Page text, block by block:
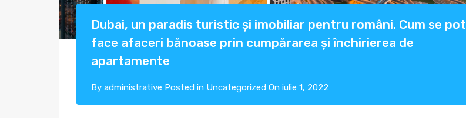
Dubai, un paradis turistic și imobiliar pentru români. Cum se pot
face afaceri bănoase prin cumpărarea și închirierea de
apartamente
By administrative Posted in Uncategorized On iulie 1, 2022